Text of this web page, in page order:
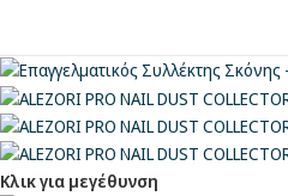
Κλικ για μεγέθυνση